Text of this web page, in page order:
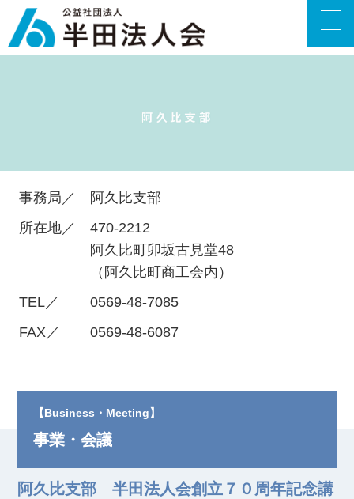
事務局／
阿久比支部
所在地／
470-2212
阿久比町卯坂古見堂48
（阿久比町商工会内）
TEL／
0569-48-7085
FAX／
0569-48-6087
【Business・Meeting】
事業・会議
阿久比支部 半田法人会創立７０周年記念講